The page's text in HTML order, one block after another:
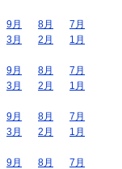
9月 8月
7月
3月 2月
1月
9月 8月
7月
3月 2月
1月
9月 8月
7月
3月 2月
1月
9月 8月
7月